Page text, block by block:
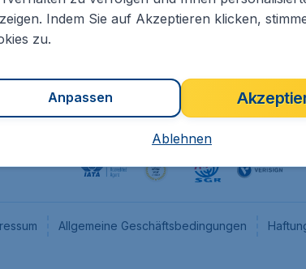
Flugladen.at
Allgemeine Geschäftsbedingungen
Indem Sie auf Akzeptieren klicken,
zu.
Anpassen
Ablehnen